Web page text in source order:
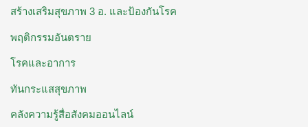
สร้างเสริมสุขภาพ 3 อ. ​และป้องกันโรค
พฤติกรรมอันตราย
โรคและอาการ
ทันกระแสสุขภาพ
คลังความรู้สื่อสังคมออนไลน์